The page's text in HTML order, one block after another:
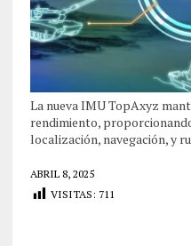
La nueva IMU TopAxyz
rendimiento,
localización, navegación, y
ABRIL 8, 2025
VISITAS: 711